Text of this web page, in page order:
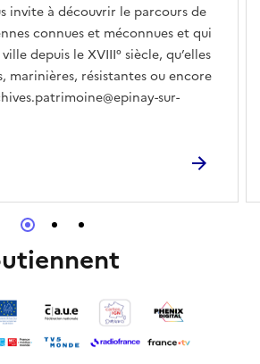
invite à découvrir le parcours de
connues et méconnues et qui
depuis le XVIII° siècle, qu’elles
marinières, résistantes ou encore
sur-